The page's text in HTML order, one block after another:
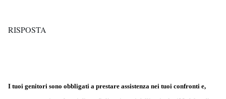
RISPOSTA
I tuoi genitori sono obbligati a prestare assistenza nei tuoi confronti e,